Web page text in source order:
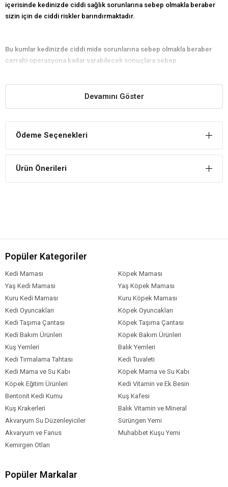
içerisinde kedinizde ciddi sağlık sorunlarına sebep olmakla beraber
sizin için de ciddi riskler barındırmaktadır.
Bu kumlar kedinizde ciddi mide sorunlarına sebep olmakla beraber
cerrahi operasyona kadar varabilecek sonuçlara sebep
sizde ve kedinizde kansere sebep olabilmektedirler.
soya ile kedinize sağlıklı ve güvenli bir ortam sunar.
Kediniz temizlenmek amaçlı DUBEX tofu kedi kumunu yuttuğu
DUBEX tofu kedi kumu diğer kedi kumlarından kat kat daha fazla emici
amonyak kokusuna karşı etkili bir içeriği olan tofu kumu ile üretilmiştir.
Doğal olarak en gelişmiş koku kontrolüne sahiptir! Kedinize ve
kendinize daha güzel kokulu ve daha temiz bir yaşam ortamı sunmak
· %100 organik.
· Tozsuz.
· Maksimum koku kontrolü.
· Güçlü deodorant.
· Hızlı topaklanma.
· Süper antibakteriyel.
· Direkt tuvalete atılır
Form
Karakteristik Topaklanan
Devamını Göster
Ödeme Seçenekleri
Ürün Önerileri
Popüler Kategoriler
Kedi Maması
Köpek Maması
Yaş Kedi Maması
Yaş Köpek Maması
Kuru Kedi Maması
Kuru Köpek Maması
Kedi Oyuncakları
Köpek Oyuncakları
Kedi Taşıma Çantası
Köpek Taşıma Çantası
Kedi Bakım Ürünleri
Köpek Bakım Ürünleri
Kuş Yemleri
Balık Yemleri
Kedi Tırmalama Tahtası
Kedi Tuvaleti
Kedi Mama ve Su Kabı
Köpek Mama ve Su Kabı
Köpek Eğitim Ürünleri
Kedi Vitamin ve Ek Besin
Bentonit Kedi Kumu
Kuş Kafesi
Kuş Krakerleri
Balık Vitamin ve Mineral
Akvaryum Su Düzenleyiciler
Sürüngen Yemi
Akvaryum ve Fanus
Muhabbet Kuşu Yemi
Kemirgen Otları
Popüler Markalar